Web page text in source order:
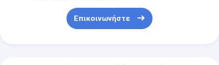
Επικοινωνήστε